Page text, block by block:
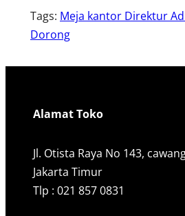
Tags: Meja kantor Direktur
Dorong
Alamat Toko
Jl. Otista Raya No 143,
Jakarta Timur
Tlp : 021 857 0831